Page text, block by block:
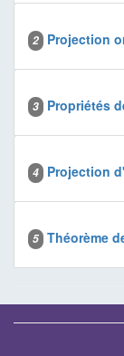
2 Projection
3 Propriétés
4 Projection
5 Théorème